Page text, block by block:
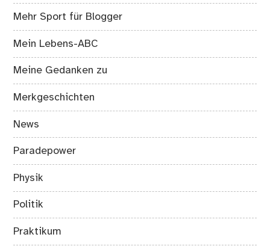
Mehr Sport für Blogger
Mein Lebens-ABC
Meine Gedanken zu
Merkgeschichten
News
Paradepower
Physik
Politik
Praktikum